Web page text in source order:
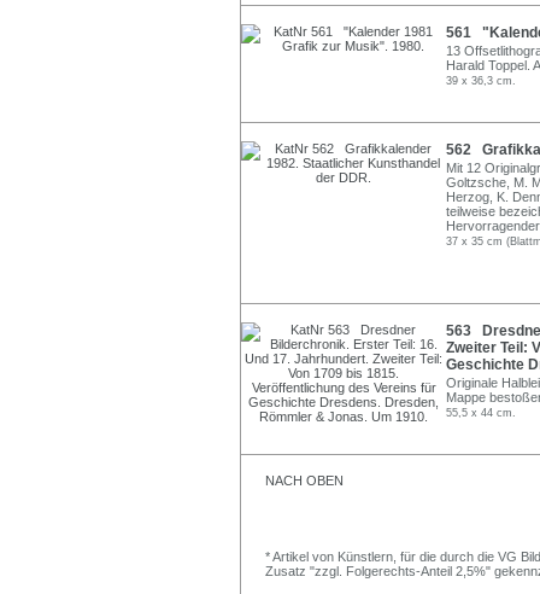
561
13
Harald Toppel.
39 x 36,3 cm.
562
Mit 12
Goltzsche, M.
Herzog, K.
teilweise
37 x 35 cm
563
Zweiter Teil:
Geschichte
Originale
Mappe
55,5 x 44 cm.
NACH OBEN
* Artikel von Künstlern, für die durch die VG
Zusatz "zzgl. Folgerechts-Anteil 2,5%"